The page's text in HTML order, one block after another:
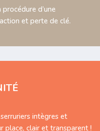
d’une
et perte de clé.
intègres et
place, clair et transparent !